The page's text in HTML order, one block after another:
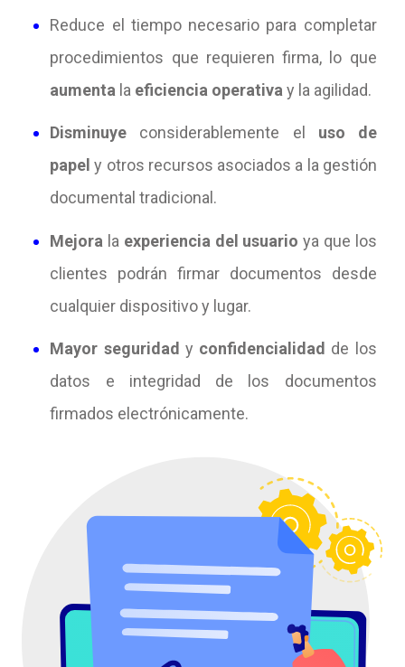
Reduce el tiempo necesario para completar
procedimientos que requieren firma, lo que
aumenta la eficiencia operativa y la agilidad.
Disminuye considerablemente el uso de
papel y otros recursos asociados a la gestión
documental tradicional.
Mejora la experiencia del usuario ya que los
clientes podrán firmar documentos desde
cualquier dispositivo y lugar.
Mayor seguridad y confidencialidad de los
datos e integridad de los documentos
firmados electrónicamente.